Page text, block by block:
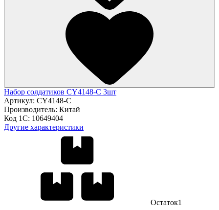
Набор солдатиков CY4148-C 3шт
Артикул: CY4148-C
Производитель: Китай
Код 1С: 10649404
Другие характеристики
Остаток1